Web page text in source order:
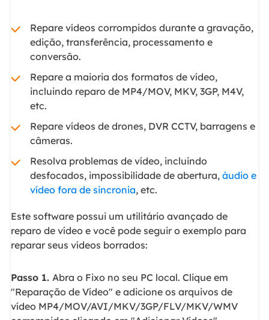
Repare vídeos corrompidos durante a gravação,
edição, transferência, processamento e
conversão.
Repare a maioria dos formatos de vídeo,
incluindo reparo de MP4/MOV, MKV, 3GP, M4V,
etc.
Repare vídeos de drones, DVR CCTV, barragens e
câmeras.
Resolva problemas de vídeo, incluindo
desfocados, impossibilidade de abertura, áudio e
vídeo fora de sincronia, etc.
Este software possui um utilitário avançado de
reparo de vídeo e você pode seguir o exemplo para
reparar seus vídeos borrados:
Passo 1. Abra o Fixo no seu PC local. Clique em
"Reparação de Vídeo" e adicione os arquivos de
vídeo MP4/MOV/AVI/MKV/3GP/FLV/MKV/WMV